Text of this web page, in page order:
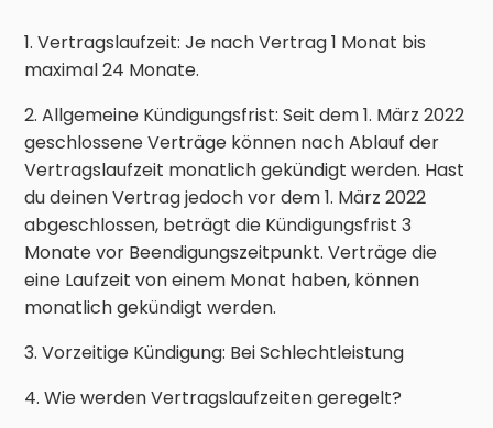
1. Vertragslaufzeit: Je nach Vertrag 1 Monat bis
maximal 24 Monate.
2. Allgemeine Kündigungsfrist: Seit dem 1. März 2022
geschlossene Verträge können nach Ablauf der
Vertragslaufzeit monatlich gekündigt werden. Hast
du deinen Vertrag jedoch vor dem 1. März 2022
abgeschlossen, beträgt die Kündigungsfrist 3
Monate vor Beendigungszeitpunkt. Verträge die
eine Laufzeit von einem Monat haben, können
monatlich gekündigt werden.
3. Vorzeitige Kündigung: Bei Schlechtleistung
4. Wie werden Vertragslaufzeiten geregelt?